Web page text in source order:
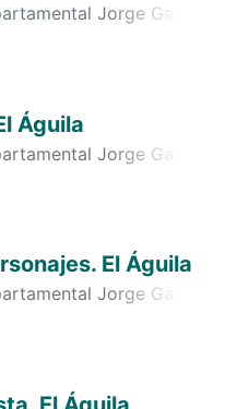
Jorge Garcés
06
Águila
Jorge Garcés
17
El Águila
Jorge Garcés
15